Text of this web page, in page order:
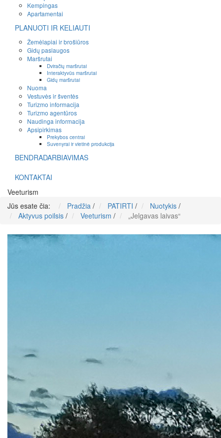
Kempingas
Apartamentai
PLANUOTI IR KELIAUTI
Žemėlapiai ir brošiūros
Gidų paslaugos
Maršrutai
Dviračių maršrutai
Interaktyvūs maršrutai
Gidų maršrutai
Nuoma
Vestuvės ir šventės
Turizmo informacija
Turizmo agentūros
Naudinga informacija
Apsipirkimas
Prekybos centrai
Suvenyrai ir vietinė produkcija
BENDRADARBIAVIMAS
KONTAKTAI
Veeturism
Jūs esate čia:
Pradžia / PATIRTI / Nuotykis /
Aktyvus poilsis / Veeturism / „Jelgavas laivas“